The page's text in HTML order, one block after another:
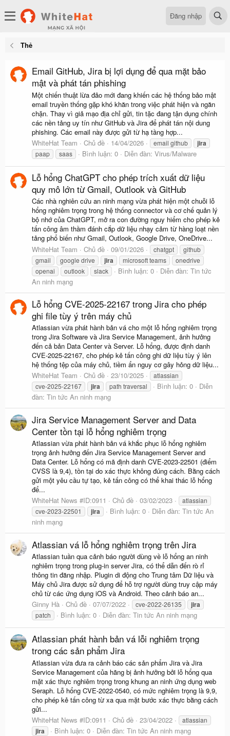
Đăng nhập
Thẻ
Email GitHub, Jira bị lợi dụng để qua mặt bảo
mật và phát tán phishing
Một chiến thuật lừa đảo mới đang khiến các hệ thống bảo mật
email truyền thống gặp khó khăn trong việc phát hiện và ngăn
chặn. Thay vì giả mạo địa chỉ gửi, tin tặc đang tận dụng chính
các nền tảng uy tín như GitHub và Jira để phát tán nội dung
phishing. Các email này được gửi từ hạ tầng hợp...
WhiteHat Team
Chủ đề 14/04/2026 email github jira
paap saas Bình luận: 0 Diễn đàn: Virus/Malware
Lỗ hổng ChatGPT cho phép trích xuất dữ liệu
quy mô lớn từ Gmail, Outlook và GitHub
Các nhà nghiên cứu an ninh mạng vừa phát hiện một chuỗi lỗ
hổng nghiêm trọng trong hệ thống connector và cơ chế quản lý
bộ nhớ của ChatGPT, mở ra con đường nguy hiểm cho phép kẻ
tấn công âm thầm đánh cắp dữ liệu nhạy cảm từ hàng loạt nền
tảng phổ biến như Gmail, Outlook, Google Drive, OneDrive...
WhiteHat Team
Chủ đề 09/01/2026 chatgpt
github
gmail
google drive jira microsoft teams
onedrive
openai
outlook slack Bình luận: 0 Diễn đàn: Tin tức
An ninh mạng
Lỗ hổng CVE-2025-22167 trong Jira cho phép
ghi file tùy ý trên máy chủ
Atlassian vừa phát hành bản vá cho một lỗ hổng nghiêm trọng
trong Jira Software và Jira Service Management, ảnh hưởng
đến cả bản Data Center và Server. Lỗ hổng, được định danh
CVE-2025-22167, cho phép kẻ tấn công ghi dữ liệu tùy ý lên
hệ thống tệp của máy chủ, tiềm ẩn nguy cơ gây hỏng dữ liệu...
WhiteHat Team
Chủ đề 23/10/2025
atlassian
cve-2025-22167
jira path traversal Bình luận: 0
Diễn
đàn: Tin tức An ninh mạng
Jira Service Management Server and Data
Center tồn tại lỗ hổng nghiêm trọng
Atlassian vừa phát hành bản vá khắc phục lỗ hổng nghiêm
trọng ảnh hưởng đến Jira Service Management Server and
Data Center. Lỗ hổng có mã định danh CVE-2023-22501 (điểm
CVSS là 9,4), tồn tại do xác thực không đúng cách. Bằng cách
gửi một yêu cầu tự tạo, kẻ tấn công có thể khai thác lỗ hổng
để...
WhiteHat News #ID:0911
Chủ đề 03/02/2023
atlassian
cve-2023-22501
jira Bình luận: 0 Diễn đàn: Tin tức An
ninh mạng
Atlassian vá lỗ hổng nghiêm trọng trên Jira
Atlassian tuần qua cảnh báo người dùng về lỗ hổng an ninh
nghiêm trọng trong plug-in server Jira, có thể dẫn đến rò rỉ
thông tin đăng nhập. Plugin di động cho Trung tâm Dữ liệu và
Máy chủ Jira được sử dụng để hỗ trợ người dùng truy cập máy
chủ từ các ứng dụng iOS và Android. Theo cảnh báo an...
Ginny Hà
Chủ đề 07/07/2022 cve-2022-26135 jira
patch Bình luận: 0 Diễn đàn: Tin tức An ninh mạng
Atlassian phát hành bản vá lỗi nghiêm trọng
trong các sản phẩm Jira
Atlassian vừa đưa ra cảnh báo các sản phẩm Jira và Jira
Service Management của hãng bị ảnh hưởng bởi lỗ hổng qua
mặt xác thực nghiêm trọng trong khung an ninh ứng dụng web
Seraph. Lỗ hổng CVE-2022-0540, có mức nghiêm trọng là 9,9,
cho phép kẻ tấn công từ xa qua mặt bước xác thực bằng cách
gửi...
WhiteHat News #ID:0911
Chủ đề 23/04/2022 atlassian
jira Bình luận: 0 Diễn đàn: Tin tức An ninh mạng